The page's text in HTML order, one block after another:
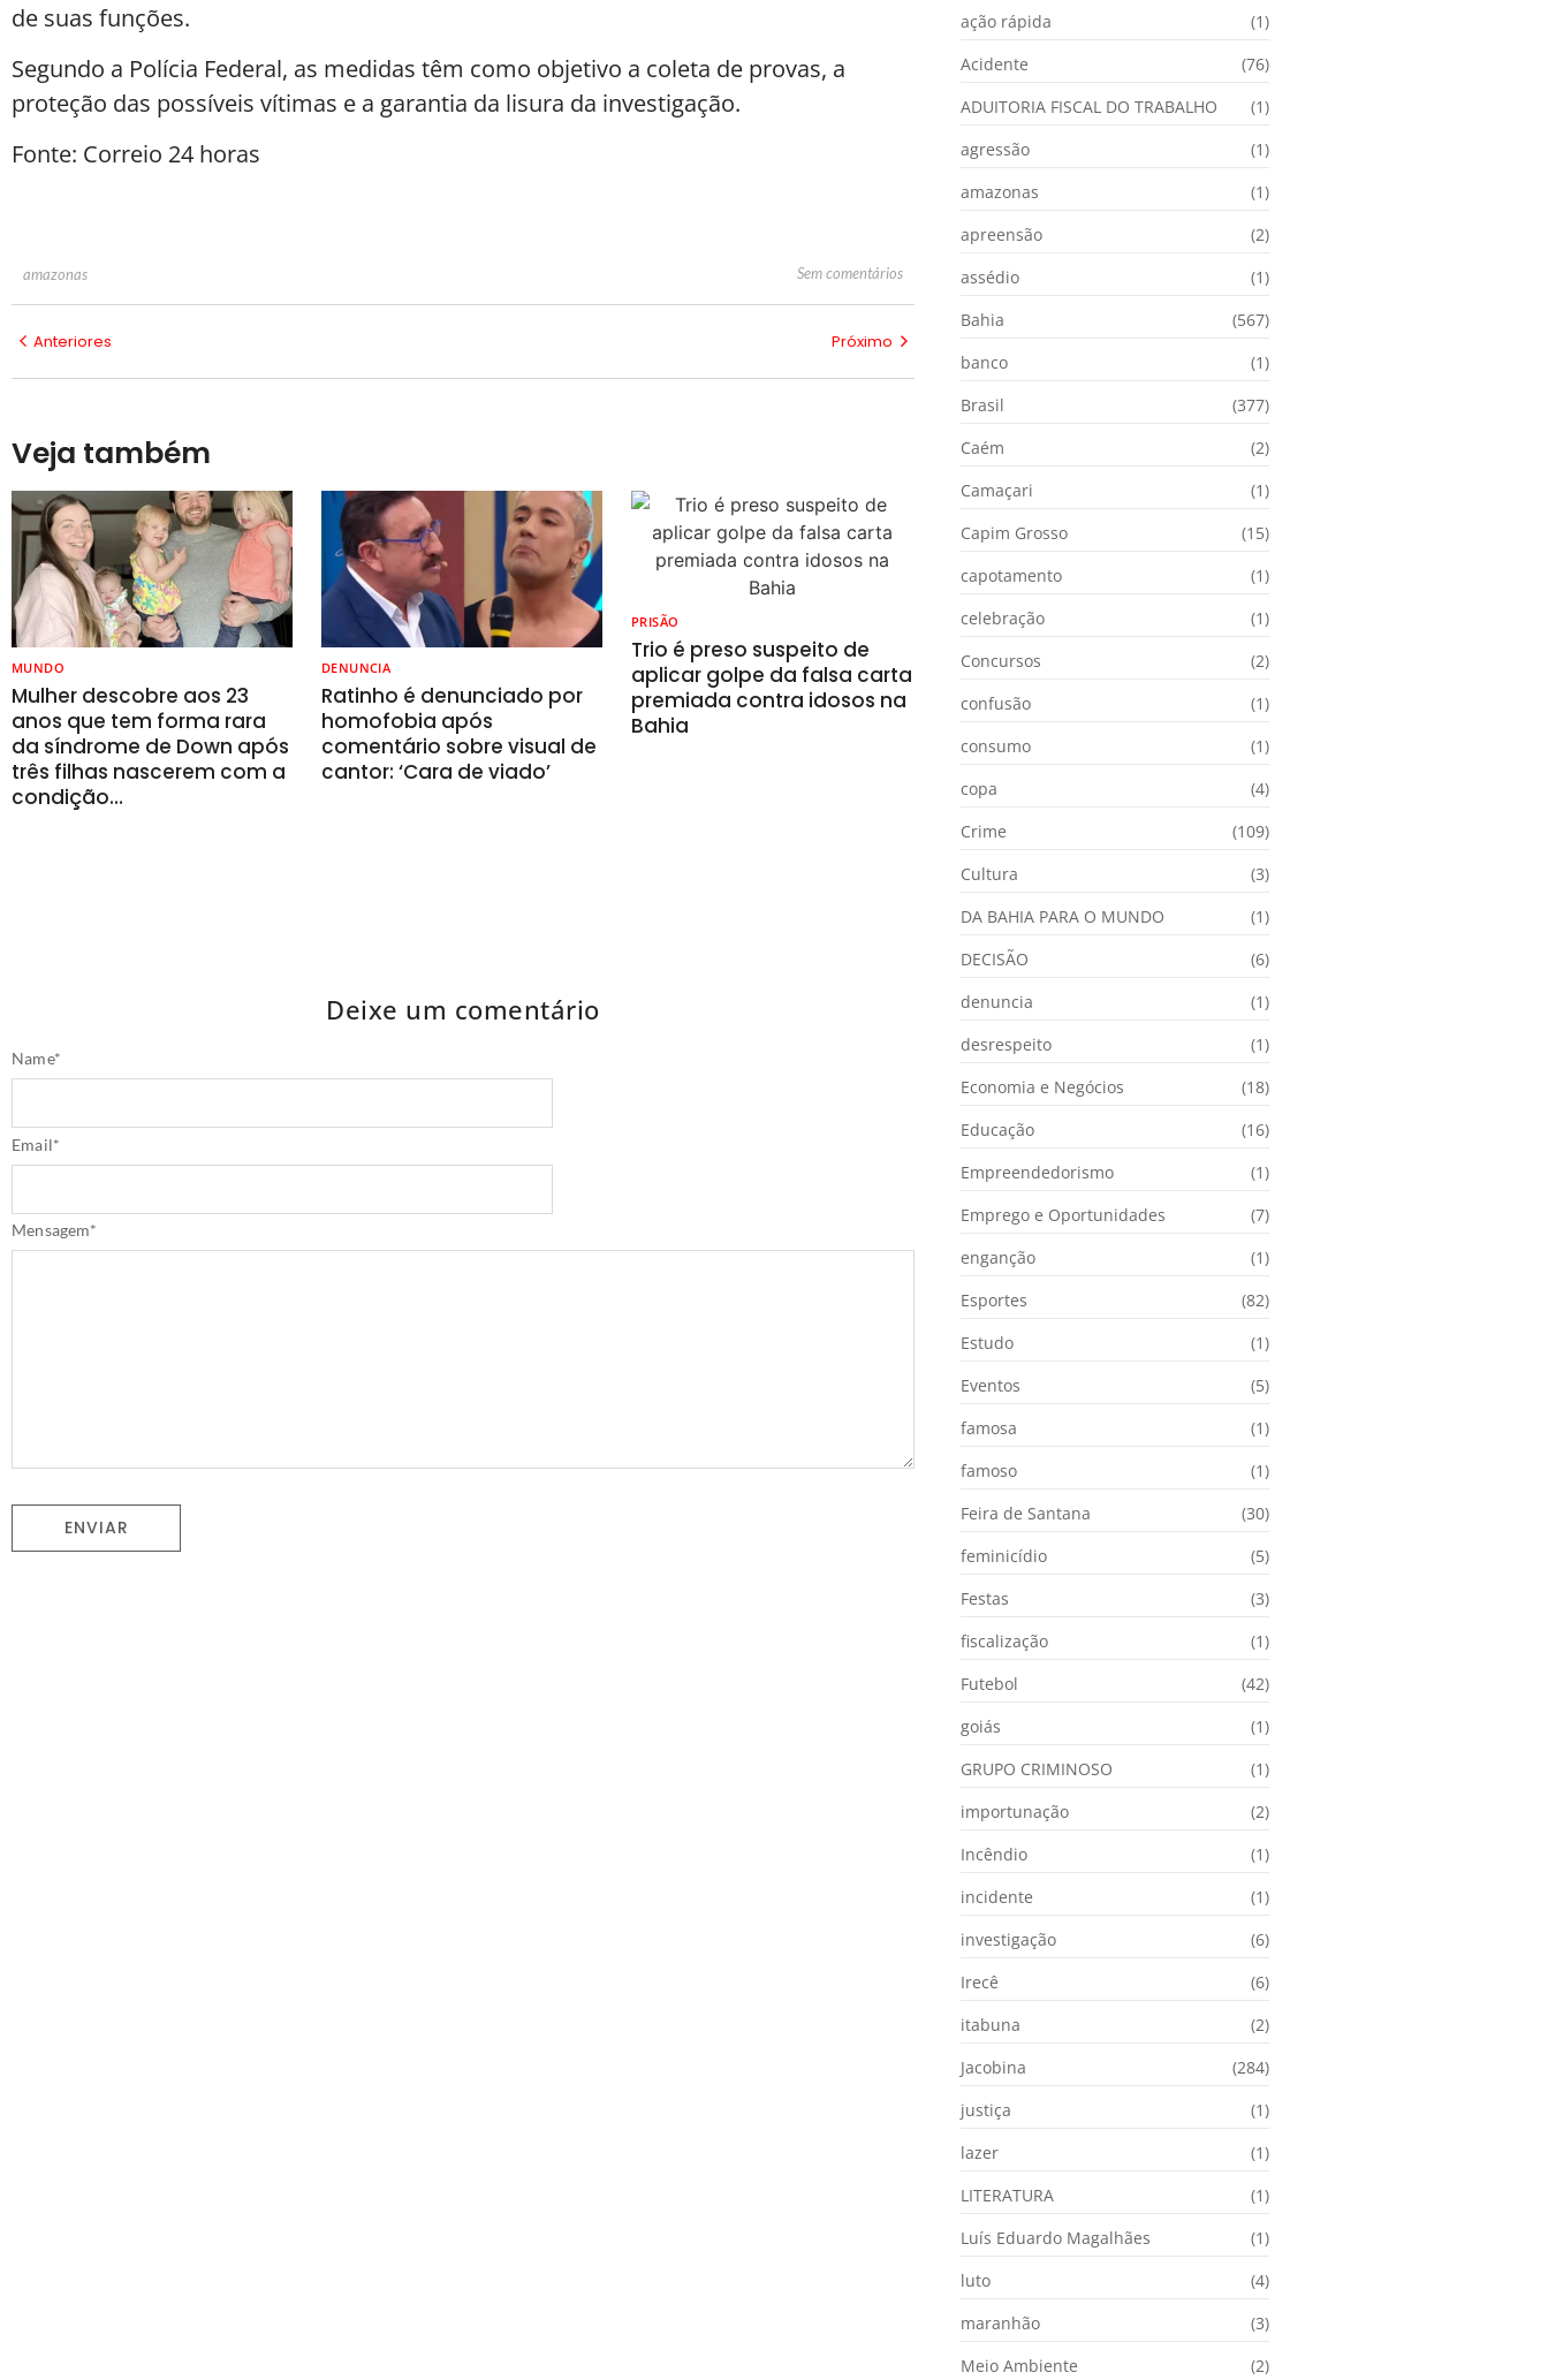
de suas funções.
Segundo a Polícia Federal, as medidas têm como objetivo a coleta de provas, a
proteção das possíveis vítimas e a garantia da lisura da investigação.
Fonte: Correio 24 horas
amazonas Sem comentários
Anteriores Próximo
Veja também
MUNDO
Mulher descobre aos 23
anos que tem forma rara
da síndrome de Down após
três filhas nascerem com a
condição…
DENUNCIA
Ratinho é denunciado por
homofobia após
comentário sobre visual de
cantor: ‘Cara de viado’
PRISÃO
Trio é preso suspeito de
aplicar golpe da falsa carta
premiada contra idosos na
Bahia
Deixe um comentário
Name*
Email*
ação rápida
(1)
Acidente
(76)
ADUITORIA FISCAL DO TRABALHO
(1)
agressão
(1)
amazonas
(1)
apreensão
(2)
assédio
(1)
Bahia
(567)
banco
(1)
Brasil
(377)
Caém
(2)
Camaçari
(1)
Capim Grosso
(15)
capotamento
(1)
celebração
(1)
Concursos
(2)
confusão
(1)
consumo
(1)
copa
(4)
Crime
(109)
Cultura
(3)
DA BAHIA PARA O MUNDO
(1)
DECISÃO
(6)
denuncia
(1)
desrespeito
(1)
Economia e Negócios
(18)
Educação
(16)
Empreendedorismo
(1)
Emprego e Oportunidades
(7)
enganção
(1)
Esportes
(82)
Estudo
(1)
Eventos
(5)
famosa
(1)
famoso
(1)
Feira de Santana
(30)
feminicídio
(5)
Festas
(3)
fiscalização
(1)
Futebol
(42)
goiás
(1)
GRUPO CRIMINOSO
(1)
importunação
(2)
Incêndio
(1)
incidente
(1)
investigação
(6)
Irecê
(6)
itabuna
(2)
Jacobina
(284)
justiça
(1)
lazer
(1)
LITERATURA
(1)
Luís Eduardo Magalhães
(1)
luto
(4)
maranhão
(3)
Meio Ambiente
(2)